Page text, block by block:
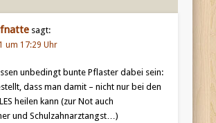
sagt:
um 17:29 Uhr
unbedingt bunte Pflaster dabei sein:
dass man damit – nicht nur bei den
heilen kann (zur Not auch
und Schulzahnarztangst…)